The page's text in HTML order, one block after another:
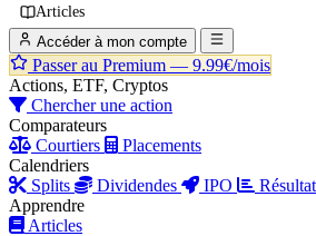
Articles
Accéder à mon compte
Passer au Premium — 9.99€/mois
Actions, ETF, Cryptos
Chercher une action
Comparateurs
Courtiers
Placements
Calendriers
Splits
Dividendes IPO
Apprendre
Articles